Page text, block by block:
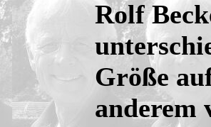
Rolf
Größe
anderem